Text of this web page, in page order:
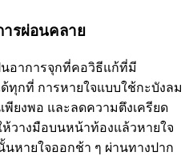
ารผ่อนคลาย
นอาการจุกที่คอวิธีแก้ที่มี
ทุกที่ การหายใจแบบใช้กะบังลม
พียงพอ และลดความตึงเครียด
วางมือบนหน้าท้องแล้วหายใจ
นหายใจออกช้า ๆ ผ่านทางปาก